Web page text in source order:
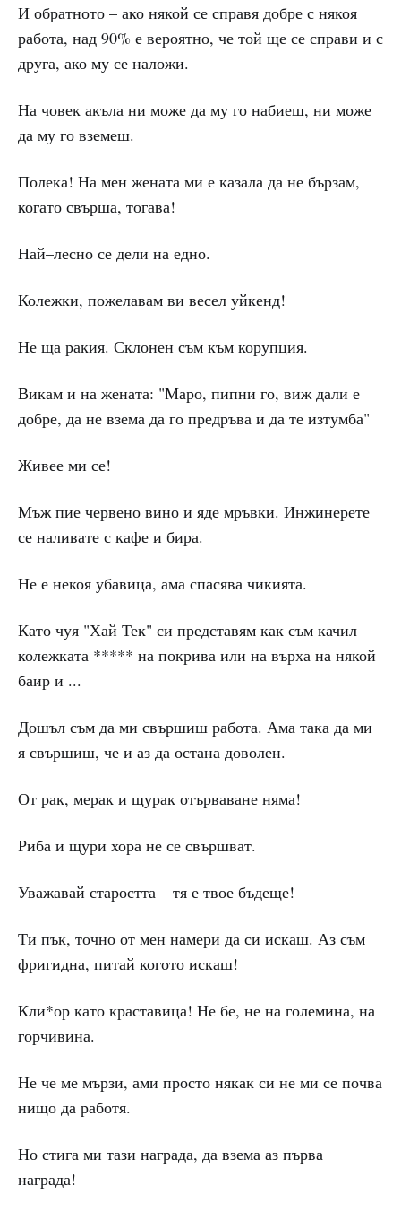
И обратното – ако някой се справя добре с някоя
работа, над 90% е вероятно, че той ще се справи и с
друга, ако му се наложи.
На човек акъла ни може да му го набиеш, ни може
да му го вземеш.
Полека! На мен жената ми е казала да не бързам,
когато свърша, тогава!
Най–лесно се дели на едно.
Колежки, пожелавам ви весел уйкенд!
Не ща ракия. Склонен съм към корупция.
Викам и на жената: "Маро, пипни го, виж дали е
добре, да не взема да го предръва и да те изтумба"
Живее ми се!
Мъж пие червено вино и яде мръвки. Инжинерете
се наливате с кафе и бира.
Не е некоя убавица, ама спасява чикията.
Като чуя "Хай Тек" си представям как съм качил
колежката ***** на покрива или на върха на някой
баир и ...
Дошъл съм да ми свършиш работа. Ама така да ми
я свършиш, че и аз да остана доволен.
От рак, мерак и щурак отърваване няма!
Риба и щури хора не се свършват.
Уважавай старостта – тя е твое бъдеще!
Ти пък, точно от мен намери да си искаш. Аз съм
фригидна, питай когото искаш!
Кли*ор като краставица! Не бе, не на големина, на
горчивина.
Не че ме мързи, ами просто някак си не ми се почва
нищо да работя.
Но стига ми тази награда, да взема аз първа
награда!